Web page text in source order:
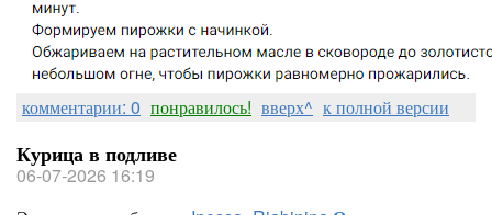
комментарии: 0 понравилось! вверх^ к полной версии
Курица в подливе
06-07-2026 16:19